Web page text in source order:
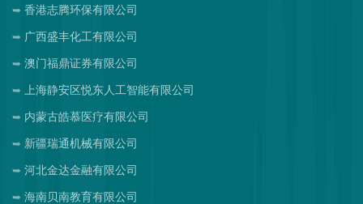
香港志腾环保有限公司
广西盛丰化工有限公司
澳门福鼎证券有限公司
上海静安区悦东人工智能有限公司
内蒙古皓慕医疗有限公司
新疆瑞通机械有限公司
河北金达金融有限公司
海南贝南教育有限公司